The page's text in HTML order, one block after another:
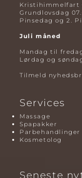
Kristihimmelfart
Grundlovsdag
Pinsedag og 2.
Juli måned
Mandag til
Lørdag og
Tilmeld
Services
Massage
Spapakker
Parbehandlinger
Kosmetolog
Seneste